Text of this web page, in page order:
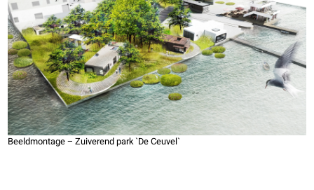
Beeldmontage – Zuiverend park `De Ceuvel`